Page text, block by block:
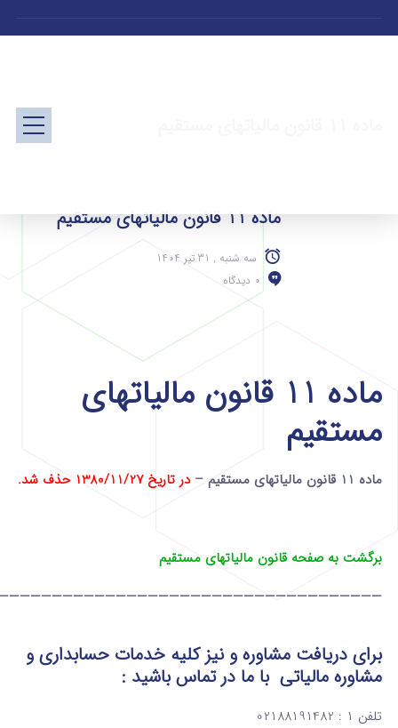
ماده 11 قانون مالیاتهای مستقیم
سه شنبه , 31 تیر 1404
0 دیدگاه
ماده 11 قانون مالیاتهای
مستقیم
ماده 11 قانون مالیاتهای مستقیم – در تاریخ 1380/11/27 حذف شد.
برگشت به صفحه قانون مالیاتهای مستقیم
برای دریافت مشاوره و نیز کلیه خدمات حسابداری و
مشاوره مالیاتیبا ما در تماسباشید :
تلفن ۱ : 02188191482